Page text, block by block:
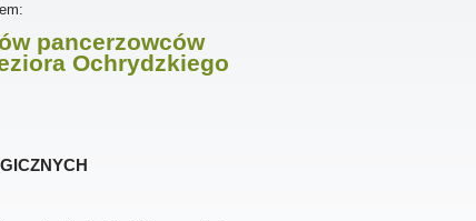
pancerzowców
Ochrydzkiego